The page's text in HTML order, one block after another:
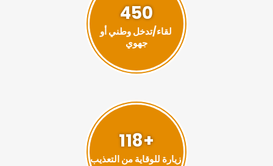
450
لقاء/تدخل وطني أو
جهوي
+118
زيارة للوقاية من التعذيب